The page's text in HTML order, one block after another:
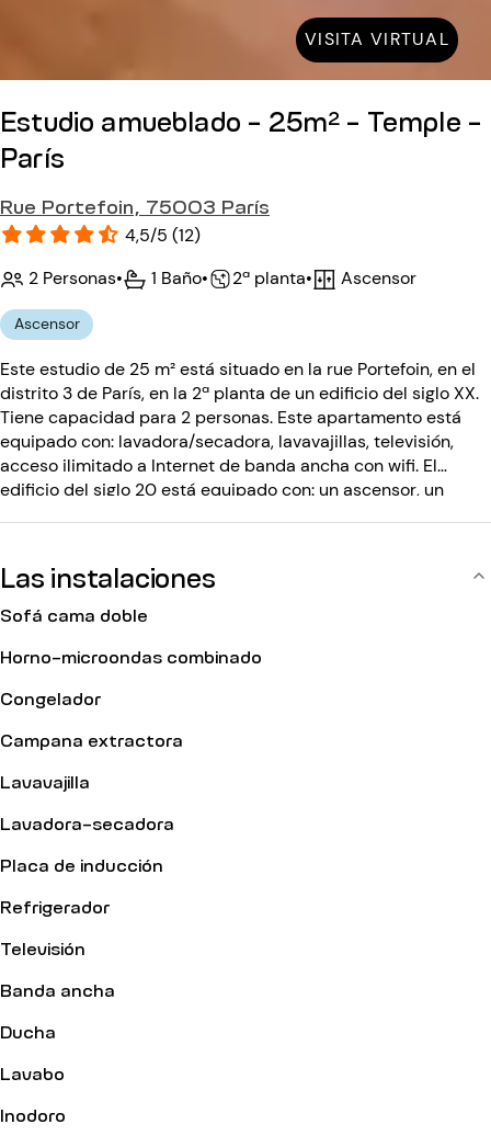
VISITA VIRTUAL
Estudio amueblado - 25m² - Temple -
París
Rue Portefoin, 75003 París
4,5/5 (12)
2 Personas• 1 Baño• 2ª planta• Ascensor
Ascensor
Este estudio de 25 m² está situado en la rue Portefoin, en el
distrito 3 de París, en la 2ª planta de un edificio del siglo XX.
Tiene capacidad para 2 personas. Este apartamento está
equipado con: lavadora/secadora, lavavajillas, televisión,
acceso ilimitado a Internet de banda ancha con wifi. El
edificio del siglo 20 está equipado con: un ascensor, un
Las instalaciones
Sofá cama doble
Horno-microondas combinado
Congelador
Campana extractora
Lavavajilla
Lavadora-secadora
Placa de inducción
Refrigerador
Televisión
Banda ancha
Ducha
Lavabo
Inodoro